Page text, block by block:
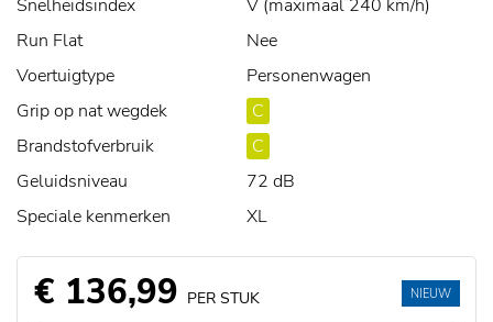
Snelheidsindex
V (maximaal 240 km/h)
Run Flat
Nee
Voertuigtype
Personenwagen
Grip op nat wegdek
C
Brandstofverbruik
C
Geluidsniveau
72 dB
Speciale kenmerken
XL
€ 136,99 PER STUK NIEUW